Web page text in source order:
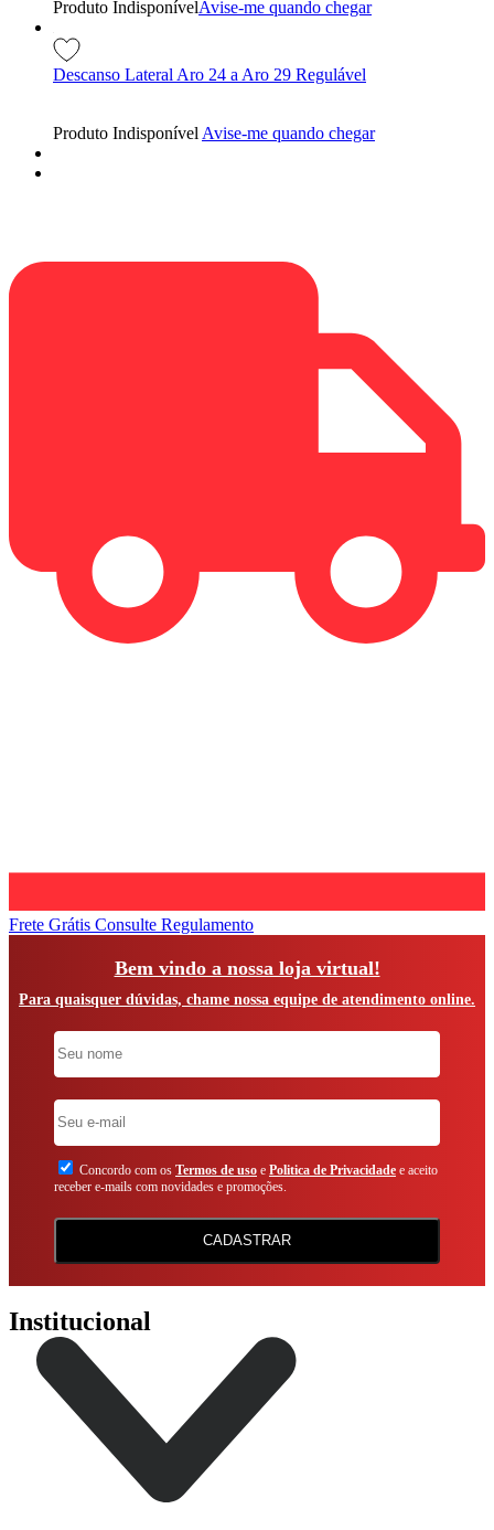
Produto IndisponívelAvise-me quando chegar
Descanso Lateral Aro 24 a Aro 29 Regulável
Produto Indisponível Avise-me quando chegar
Frete Grátis Consulte Regulamento
Bem vindo a nossa loja virtual!
Para quaisquer dúvidas, chame nossa equipe de atendimento online.
Concordo com os Termos de uso e Politica de Privacidade e aceito
receber e-mails com novidades e promoções.
CADASTRAR
Institucional